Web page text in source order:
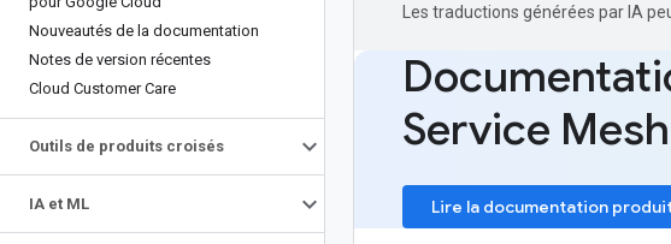
Nouveautés de la documentation
Notes de version récentes
Cloud Customer Care
Outils de produits croisés
IA et ML
Les traductions générées par IA
Service Mesh
Lire la documentation